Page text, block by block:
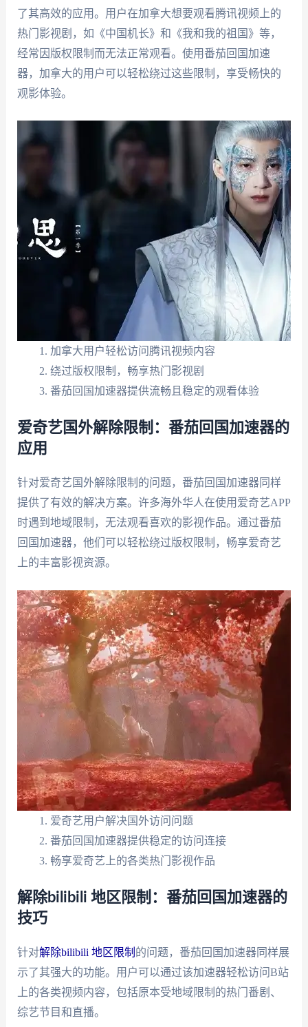
了其高效的应用。用户在加拿大想要观看腾讯视频上的
热门影视剧，如《中国机长》和《我和我的祖国》等，
经常因版权限制而无法正常观看。使用番茄回国加速
器，加拿大的用户可以轻松绕过这些限制，享受畅快的
观影体验。
加拿大用户轻松访问腾讯视频内容
绕过版权限制，畅享热门影视剧
番茄回国加速器提供流畅且稳定的观看体验
爱奇艺国外解除限制：番茄回国加速器的
应用
针对爱奇艺国外解除限制的问题，番茄回国加速器同样
提供了有效的解决方案。许多海外华人在使用爱奇艺APP
时遇到地域限制，无法观看喜欢的影视作品。通过番茄
回国加速器，他们可以轻松绕过版权限制，畅享爱奇艺
上的丰富影视资源。
爱奇艺用户解决国外访问问题
番茄回国加速器提供稳定的访问连接
畅享爱奇艺上的各类热门影视作品
解除bilibili 地区限制：番茄回国加速器的
技巧
针对解除bilibili 地区限制 的问题，番茄回国加速器同样展
示了其强大的功能。用户可以通过该加速器轻松访问B站
上的各类视频内容，包括原本受地域限制的热门番剧、
综艺节目和直播。